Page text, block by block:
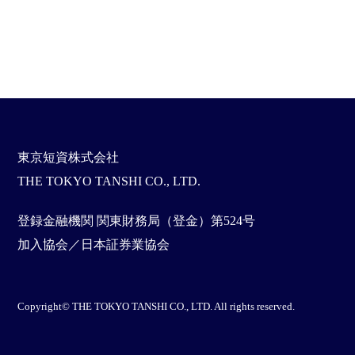
東京短資株式会社
THE TOKYO TANSHI CO., LTD.
登録金融機関 関東財務局（登金）第524号
加入協会／日本証券業協会
Copyright© THE TOKYO TANSHI CO., LTD. All rights reserved.